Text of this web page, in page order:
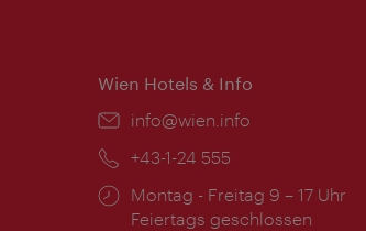
Wien Hotels & Info
Email:
info@wien.info
Telefon:
+43-1-24 555
Öffnungszeiten:
Montag - Freitag 9 – 17 Uhr
Feiertags geschlossen